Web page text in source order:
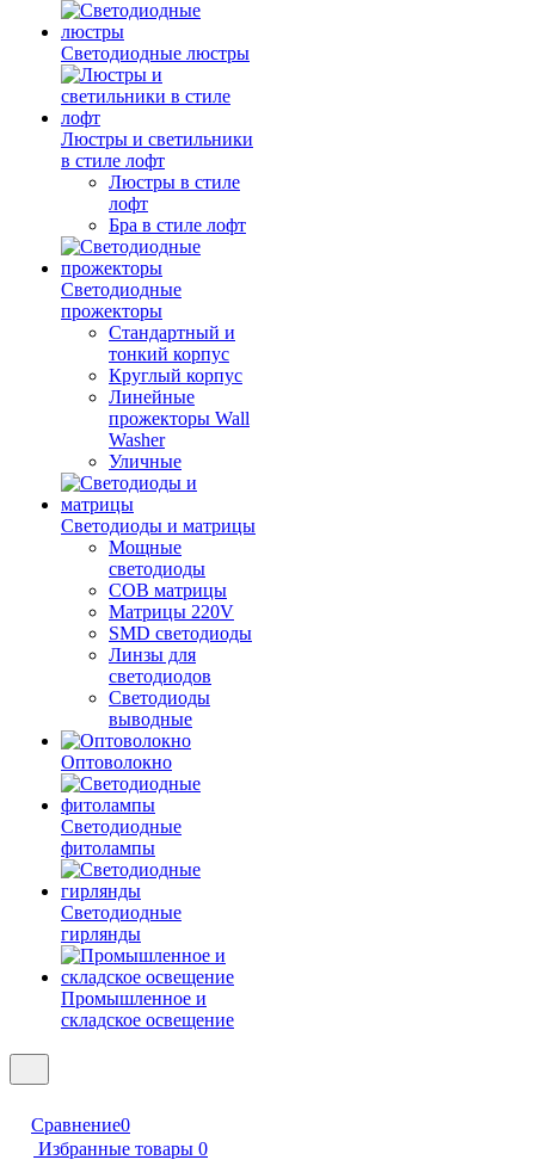
Светодиодные люстры
Люстры и светильники
в стиле лофт
Люстры в стиле
лофт
Бра в стиле лофт
Светодиодные
прожекторы
Стандартный и
тонкий корпус
Круглый корпус
Линейные
прожекторы Wall
Washer
Уличные
Светодиоды и матрицы
Мощные
светодиоды
COB матрицы
Матрицы 220V
SMD светодиоды
Линзы для
светодиодов
Светодиоды
выводные
Оптоволокно
Светодиодные
фитолампы
Светодиодные
гирлянды
Промышленное и
складское освещение
Сравнение0
Избранные товары 0